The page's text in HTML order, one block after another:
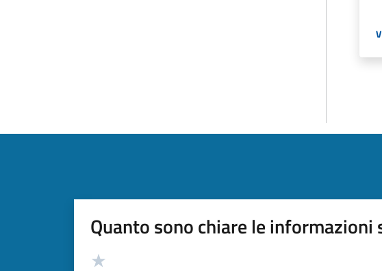
Quanto sono chiare le informazioni
Valutazione